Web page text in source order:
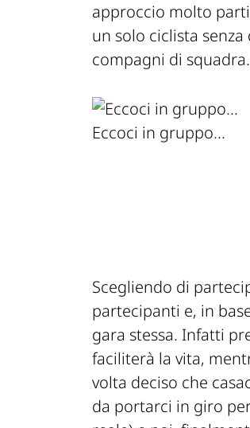
approccio molto
un solo ciclista
compagni di squadra.
Eccoci in gruppo...
Scegliendo di
partecipanti e, in
gara stessa. Infatti
faciliterà la vita,
volta deciso che
da portarci in giro